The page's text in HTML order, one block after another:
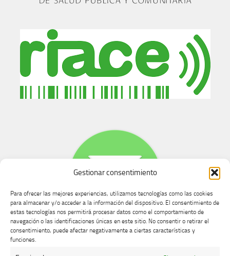
Gestionar consentimiento
Para ofrecer las mejores experiencias, utilizamos tecnologías como las cookies
para almacenar y/o acceder a la información del dispositivo. El consentimiento de
estas tecnologías nos permitirá procesar datos como el comportamiento de
navegación o las identificaciones únicas en este sitio. No consentir o retirar el
consentimiento, puede afectar negativamente a ciertas características y
funciones.
Buzón de dudas, quejas y sugerencias